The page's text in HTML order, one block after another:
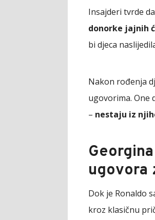
Insajderi tvrde
donorke jajnih
bi djeca
Nakon rođenja
ugovorima. One
– nestaju iz
ugovora
Dok je Ronaldo
kroz klasičnu